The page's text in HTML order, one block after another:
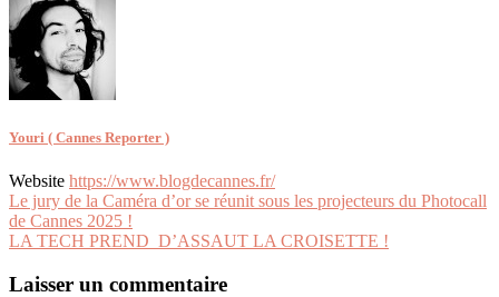
Youri ( Cannes Reporter )
Website https://www.blogdecannes.fr/
Navigation
de
Le jury de la Caméra d’or se réunit sous les projecteurs du Photocall
de Cannes 2025 !
LA TECH PREND D’ASSAUT LA CROISETTE !
Laisser un commentaire